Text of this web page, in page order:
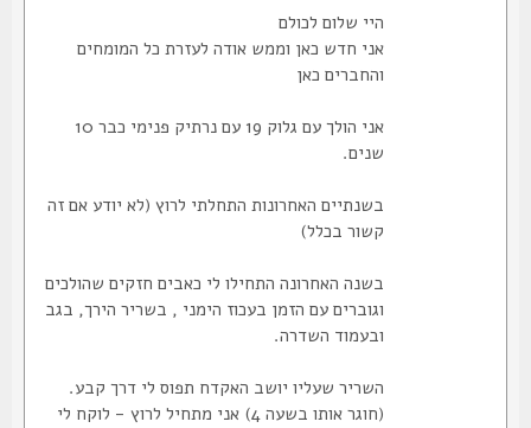
היי שלום לכולם
אני חדש כאן וממש אודה לעזרת כל המומחים
והחברים כאן
אני הולך עם גלוק 19 עם נרתיק פנימי כבר 10
שנים.
בשנתיים האחרונות התחלתי לרוץ (לא יודע אם זה
קשור בכלל)
בשנה האחרונה התחילו לי כאבים חזקים שהולכים
וגוברים עם הזמן בעכוז הימני , בשריר הירך, בגב
ובעמוד השדרה.
השריר שעליו יושב האקדח תפוס לי דרך קבע.
(חוגר אותו בשעה 4) אני מתחיל לרוץ - לוקח לי